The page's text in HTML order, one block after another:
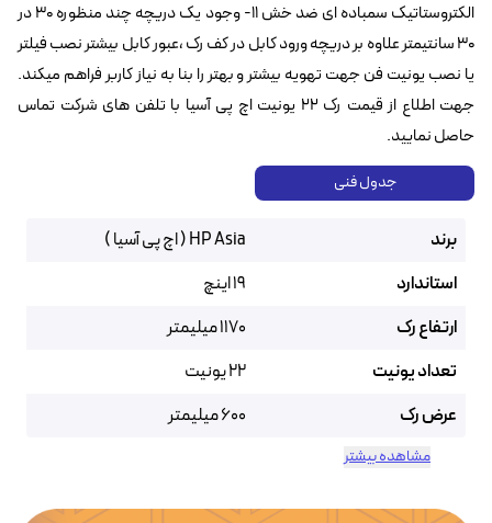
الکتروستاتیک سمباده ای ضد خش ۱۱- وجود یک دریچه چند منظوره ۳۰ در
۳۰ سانتیمتر علاوه بر دریچه ورود کابل در کف رک ،عبور کابل بیشتر نصب فیلتر
یا نصب یونیت فن جهت تهویه بیشتر و بهتر را بنا به نیاز کاربر فراهم میکند.
جهت اطلاع از قیمت رک ۲۲ یونیت اچ پی آسیا با تلفن های شرکت تماس
حاصل نمایید.
جدول فنی
برند
HP Asia ( اچ پی آسیا )
استاندارد
19 اینچ
ارتفاع رک
1170 میلیمتر
تعداد یونیت
22 یونیت
عرض رک
600 میلیمتر
مشاهده بیشتر